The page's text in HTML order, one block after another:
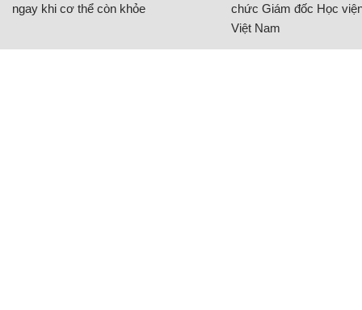
ngay khi cơ thể còn khỏe
chức Giám đốc Học
Việt Nam